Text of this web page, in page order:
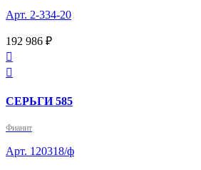
Арт. 2-334-20
192 986 ₽


СЕРЬГИ 585
Фианит
Арт. 120318/ф